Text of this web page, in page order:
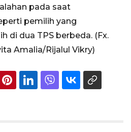
pada saat
pemilih yang
di dua TPS berbeda. (Fx.
Amalia/Rijalul Vikry)